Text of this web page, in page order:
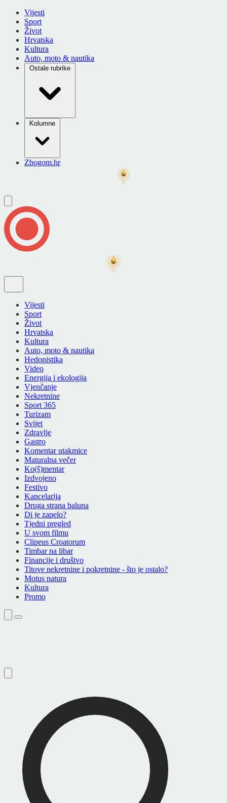
Vijesti
Sport
Život
Hrvatska
Kultura
Auto, moto & nautika
Ostale rubrike
Kolumne
Zbogom.hr
Vijesti
Sport
Život
Hrvatska
Kultura
Auto, moto & nautika
Hedonistika
Video
Energija i ekologija
Vjenčanje
Nekretnine
Sport 365
Turizam
Svijet
Zdravlje
Gastro
Komentar utakmice
Maturalna večer
Ko(š)mentar
Izdvojeno
Festivo
Kancelarija
Druga strana baluna
Di je zapelo?
Tjedni pregled
U svom filmu
Clipeus Croatorum
Timbar na libar
Financije i društvo
Titove nekretnine i pokretnine - što je ostalo?
Motus natura
Kultura
Promo